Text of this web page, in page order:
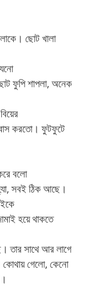
ছোট খালা
ফুপি শাপলা, অনেক
করতো। ফুটফুটে
বলো
সবই ঠিক আছে।
হয়ে থাকতে
তার সাথে আর লাগে
কোথায় গেলো, কেনো